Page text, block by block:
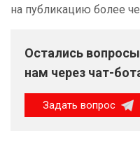
на публикацию более
Остались
нам через чат-
Задать вопрос